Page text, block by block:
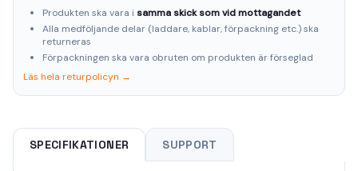
Produkten ska vara i samma skick som vid mottagandet
Alla medföljande delar (laddare, kablar, förpackning etc.) ska
returneras
Förpackningen ska vara obruten om produkten är förseglad
Läs hela returpolicyn →
SPECIFIKATIONER SUPPORT